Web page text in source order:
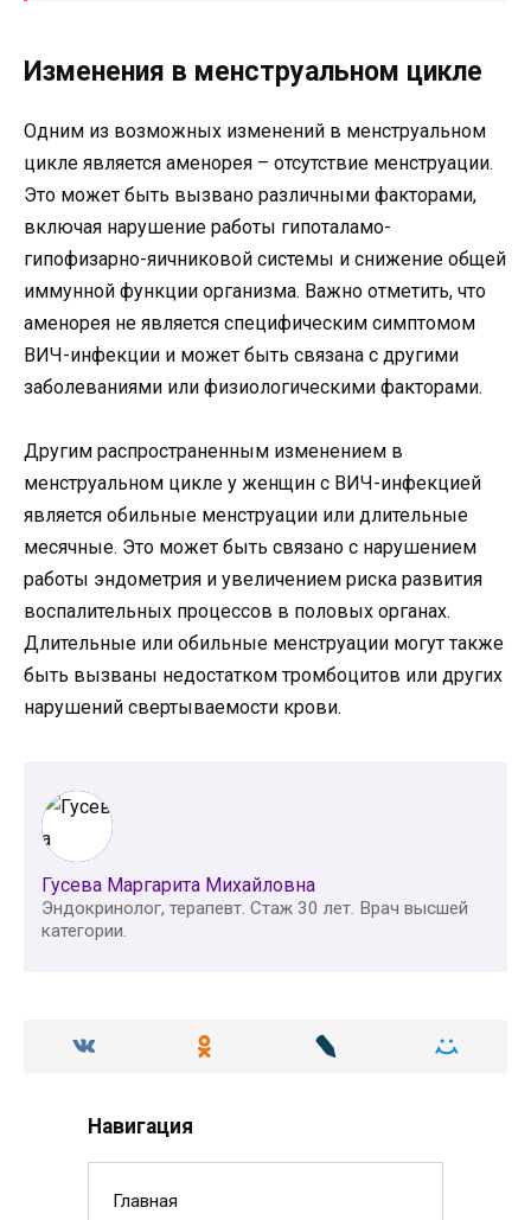
Изменения в менструальном цикле
Одним из возможных изменений в менструальном
цикле является аменорея – отсутствие менструации.
Это может быть вызвано различными факторами,
включая нарушение работы гипоталамо-
гипофизарно-яичниковой системы и снижение общей
иммунной функции организма. Важно отметить, что
аменорея не является специфическим симптомом
ВИЧ-инфекции и может быть связана с другими
заболеваниями или физиологическими факторами.
Другим распространенным изменением в
менструальном цикле у женщин с ВИЧ-инфекцией
является обильные менструации или длительные
месячные. Это может быть связано с нарушением
работы эндометрия и увеличением риска развития
воспалительных процессов в половых органах.
Длительные или обильные менструации могут также
быть вызваны недостатком тромбоцитов или других
нарушений свертываемости крови.
Гусева Маргарита Михайловна
Эндокринолог, терапевт. Стаж 30 лет. Врач высшей
категории.
Навигация
Главная